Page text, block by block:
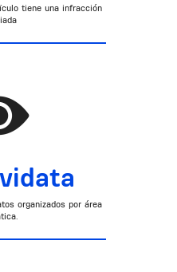
tiene una infracción
organizados por área